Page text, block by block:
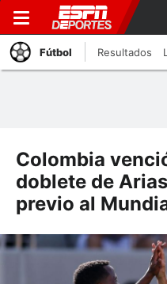
Fútbol Resultados
Colombia
doblete de
previo al